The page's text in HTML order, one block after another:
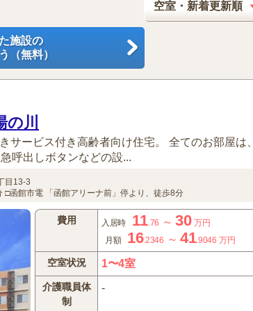
施設の
（無料）
川
サービス付き高齢者向け住宅。 全てのお部屋は、
呼出しボタンなどの設...
目13-3
□函館市電 「函館アリーナ前」停より、徒歩8分
費用 入居時 11.76 ～30 万円
月額
16.2346 ～ 41.9046 万円
空室状況 1〜4室
介護職員体
制
-